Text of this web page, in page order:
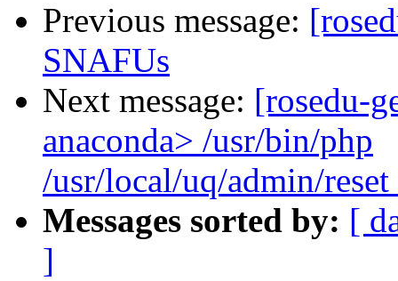
Previous message:
SNAFUs
Next message: [rosedu-
anaconda> /usr/bin/php
/usr/local/uq/admin/
Messages sorted by: [
]